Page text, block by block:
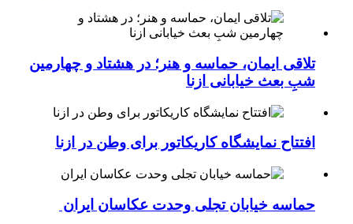
تلاقی ایمان، حماسه و هنر؛ در هشتاد و چهارمین
شبِ بعث خیابانی ازنا
افتتاح نمایشگاه کاریکاتور برای وطن در ازنا
حماسه خیابان تجلی وحدت عکاسان ایران